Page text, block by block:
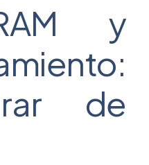
y
de